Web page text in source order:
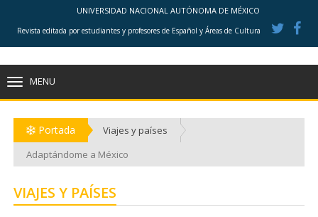
UNIVERSIDAD NACIONAL AUTÓNOMA DE MÉXICO
Revista editada por estudiantes y profesores de Español y Áreas de Cultura
MENU
Portada
Viajes y países
Adaptándome a México
VIAJES Y PAÍSES